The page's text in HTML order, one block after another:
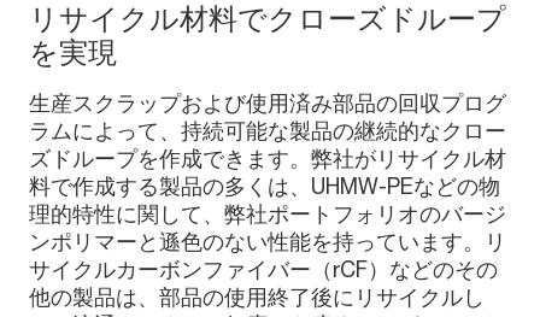
リサイクル材料でクローズドループ
を実現
生産スクラップおよび使用済み部品の回収プログ
ラムによって、持続可能な製品の継続的なクロー
ズドループを作成できます。弊社がリサイクル材
料で作成する製品の多くは、UHMW-PEなどの物
理的特性に関して、弊社ポートフォリオのバージ
ンポリマーと遜色のない性能を持っています。リ
サイクルカーボンファイバー（rCF）などのその
他の製品は、部品の使用終了後にリサイクルし